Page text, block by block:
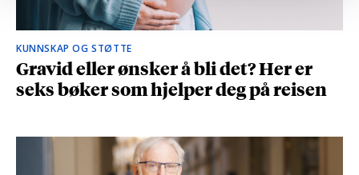
KUNNSKAP OG STØTTE
Gravid eller ønsker å bli det? Her er
seks bøker som hjelper deg på reisen